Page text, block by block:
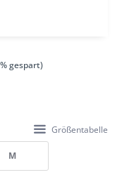
gespart)
Größentabelle
M